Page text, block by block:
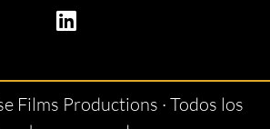
Films Productions · Todos los